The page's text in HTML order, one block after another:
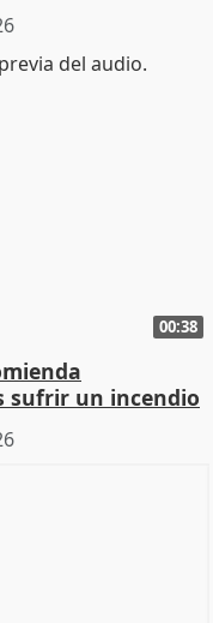
00:38
sufrir un incendio